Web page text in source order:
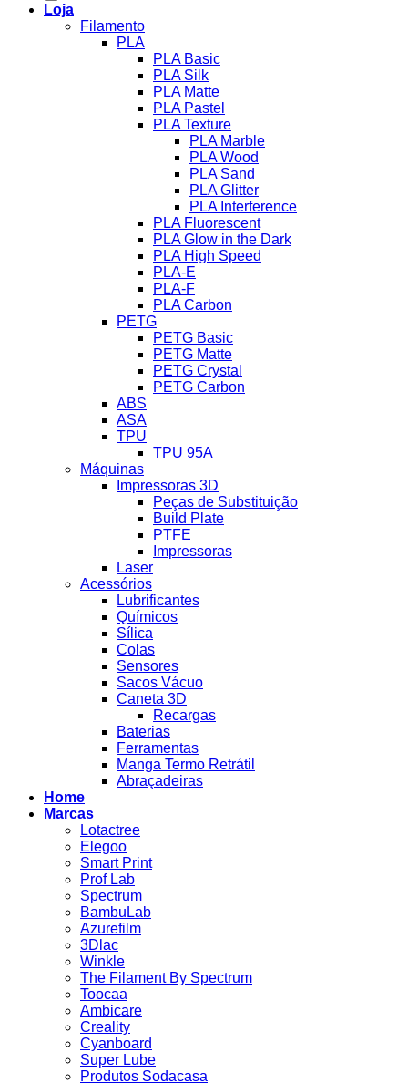
Loja
Filamento
PLA
PLA Basic
PLA Silk
PLA Matte
PLA Pastel
PLA Texture
PLA Marble
PLA Wood
PLA Sand
PLA Glitter
PLA Interference
PLA Fluorescent
PLA Glow in the Dark
PLA High Speed
PLA-E
PLA-F
PLA Carbon
PETG
PETG Basic
PETG Matte
PETG Crystal
PETG Carbon
ABS
ASA
TPU
TPU 95A
Máquinas
Impressoras 3D
Peças de Substituição
Build Plate
PTFE
Impressoras
Laser
Acessórios
Lubrificantes
Químicos
Sílica
Colas
Sensores
Sacos Vácuo
Caneta 3D
Recargas
Baterias
Ferramentas
Manga Termo Retrátil
Abraçadeiras
Home
Marcas
Lotactree
Elegoo
Smart Print
Prof Lab
Spectrum
BambuLab
Azurefilm
3Dlac
Winkle
The Filament By Spectrum
Toocaa
Ambicare
Creality
Cyanboard
Super Lube
Produtos Sodacasa